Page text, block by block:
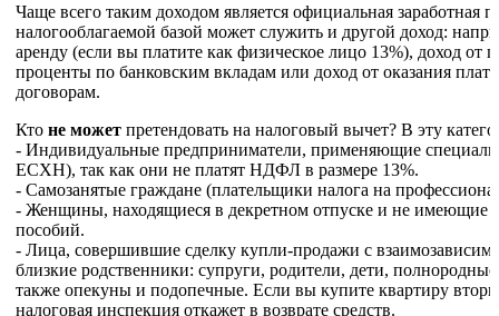
Чаще всего таким доходом является официальная заработная
налогооблагаемой базой может служить и другой доход:
аренду (если вы платите как физическое лицо 13%), доход
проценты по банковским вкладам или доход от оказания
договорам.
Кто не может претендовать на налоговый вычет? В эту
- Индивидуальные предприниматели, применяющие
ЕСХН), так как они не платят НДФЛ в размере 13%.
- Самозанятые граждане (плательщики налога на
- Женщины, находящиеся в декретном отпуске и не имеющие
пособий.
- Лица, совершившие сделку купли-продажи с
близкие родственники: супруги, родители, дети,
также опекуны и подопечные. Если вы купите квартиру
налоговая инспекция откажет в возврате средств.